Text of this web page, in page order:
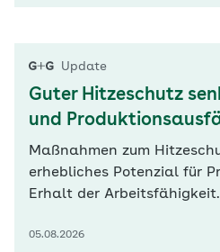
Aufgaben nicht aus
werden. Weitere…
Update
Guter Hitzeschutz
und
Maßnahmen zum
erhebliches Potenzial für
Erhalt der
Teil der Beschäftigten
05.08.2026